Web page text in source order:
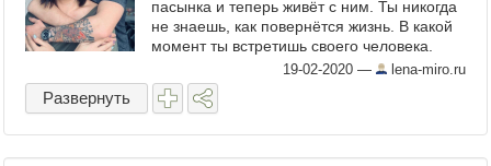
пасынка и теперь живёт с ним. Ты никогда
не знаешь, как повернётся жизнь. В какой
момент ты встретишь своего человека.
Который заставит тебя улыбаться. Я знаю,
что ...
19-02-2020 — lena-miro.ru
Развернуть